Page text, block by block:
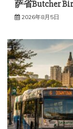
萨省Butcher
2026年8月5日